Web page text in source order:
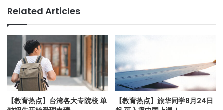
郑敏慧是双威大学预科课程执行主任，一直致力于教育课程革
新，积极为数码时代下的学子拓展更多的学习机会与适合的教
育模式。
“科技已打破国界，现在是全球化的时代。作为一个教育者，我
们要与时并进，规划与设计的课程，必须符合这个不断变迁且
多元的时代。我们现在是培育一个拥有随时应对未来挑战能力
Related Articles
【教育热点】台湾各大专院校 单
【教育热点】旅华同学8月24日